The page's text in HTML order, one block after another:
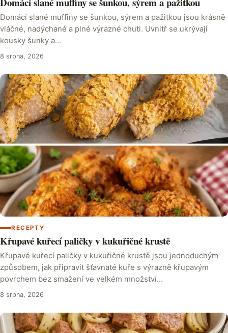
Domácí slané muffiny se šunkou, sýrem a pažitkou jsou krásně
vláčné, nadýchané a plné výrazné chuti. Uvnitř se ukrývají
kousky šunky a…
8 srpna, 2026
RECEPTY
Křupavé kuřecí paličky v kukuřičné krustě
Křupavé kuřecí paličky v kukuřičné krustě jsou jednoduchým
způsobem, jak připravit šťavnaté kuře s výrazně křupavým
povrchem bez smažení ve velkém množství…
8 srpna, 2026